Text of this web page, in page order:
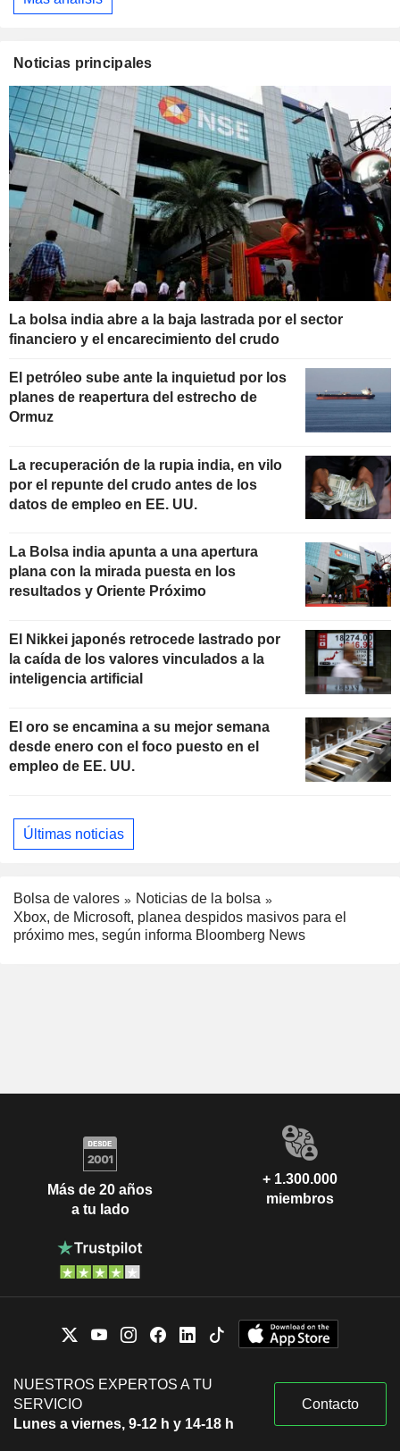
Noticias principales
La bolsa india abre a la baja lastrada por el sector
financiero y el encarecimiento del crudo
El petróleo sube ante la inquietud por los
planes de reapertura del estrecho de
Ormuz
La recuperación de la rupia india, en vilo
por el repunte del crudo antes de los
datos de empleo en EE. UU.
La Bolsa india apunta a una apertura
plana con la mirada puesta en los
resultados y Oriente Próximo
El Nikkei japonés retrocede lastrado por
la caída de los valores vinculados a la
inteligencia artificial
El oro se encamina a su mejor semana
desde enero con el foco puesto en el
empleo de EE. UU.
Últimas noticias
Bolsa de valores
Noticias de la bolsa
Xbox, de Microsoft, planea despidos masivos para el
próximo mes, según informa Bloomberg News
Más de 20 años
a tu lado
+ 1.300.000
miembros
NUESTROS EXPERTOS A TU
SERVICIO
Lunes a viernes, 9-12 h y 14-18 h
Contacto